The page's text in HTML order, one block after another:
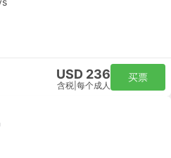
USD 236
含税 每个成人
买票